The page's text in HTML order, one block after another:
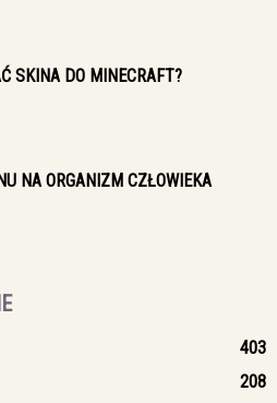
SKINA DO MINECRAFT?
NA ORGANIZM CZŁOWIEKA
403
208